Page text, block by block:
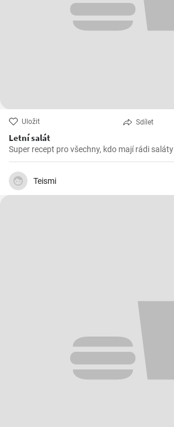
Uložit Sdílet
Letní salát
Super recept pro všechny, kdo mají rádi saláty
Teismi